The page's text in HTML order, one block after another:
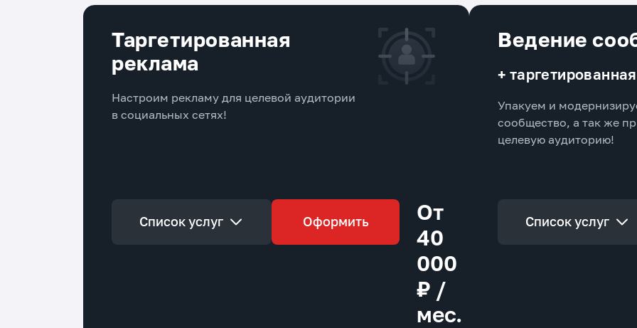
Таргетированная
реклама
Настроим рекламу для целевой аудитории
в социальных сетях!
Список услуг Оформить
От
40
000
₽ /
мес.
Ведение
+
Упакуем и
сообщество, а так же
целевую аудиторию!
Список услуг